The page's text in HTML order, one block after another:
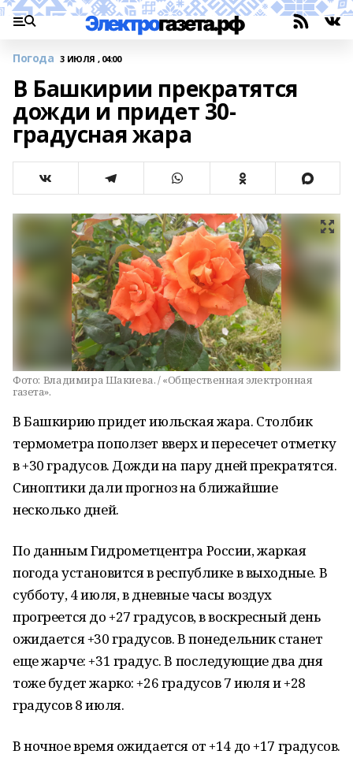
Погода 3 ИЮЛЯ , 04:00
В Башкирии прекратятся
дожди и придет 30-
градусная жара
Фото: Владимира Шакиева. / «Общественная электронная
газета».
В Башкирию придет июльская жара. Столбик
термометра поползет вверх и пересечет отметку
в +30 градусов. Дожди на пару дней прекратятся.
Синоптики дали прогноз на ближайшие
несколько дней.
По данным Гидрометцентра России, жаркая
погода установится в республике в выходные. В
субботу, 4 июля, в дневные часы воздух
прогреется до +27 градусов, в воскресный день
ожидается +30 градусов. В понедельник станет
еще жарче: +31 градус. В последующие два дня
тоже будет жарко: +26 градусов 7 июля и +28
градусов 8 июля.
В ночное время ожидается от +14 до +17 градусов.